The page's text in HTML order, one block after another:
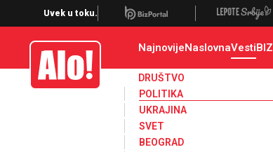
Uvek u toku.
Alo NajnovijeNaslovnaVestiBIZ
DRUŠTVO
POLITIKA
UKRAJINA
SVET
BEOGRAD